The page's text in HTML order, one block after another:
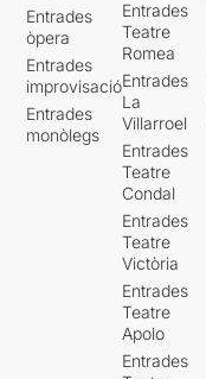
Entrades
òpera
Entrades
improvisació
Entrades
monòlegs
Entrades
Teatre
Romea
Entrades
La
Villarroel
Entrades
Teatre
Condal
Entrades
Teatre
Victòria
Entrades
Teatre
Apolo
Entrades